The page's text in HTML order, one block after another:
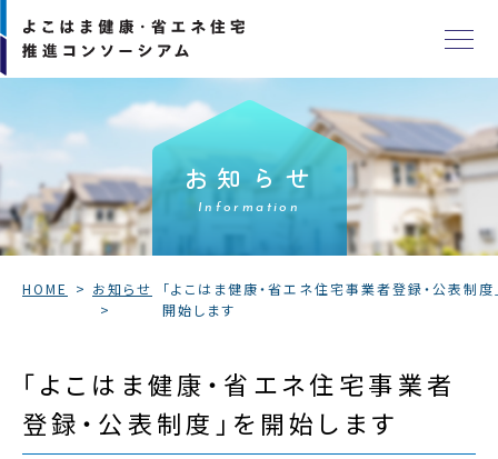
お知らせ
Information
HOME お知らせ
「よこはま健康・省エネ住宅事業者登録・公表制度
開始します
「よこはま健康・省エネ住宅事業者
登録・公表制度」を開始します